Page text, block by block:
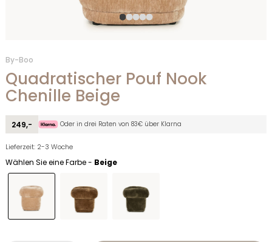
By-Boo
Quadratischer Pouf Nook
Chenille Beige
249,- Oder in drei Raten von 83€ über Klarna
Lieferzeit: 2-3 Woche
Wählen Sie eine Farbe - Beige